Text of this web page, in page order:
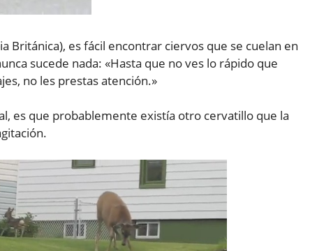
Británica), es fácil encontrar ciervos que se cuelan en
sucede nada: «Hasta que no ves lo rápido que
no les prestas atención.»
es que probablemente existía otro cervatillo que la